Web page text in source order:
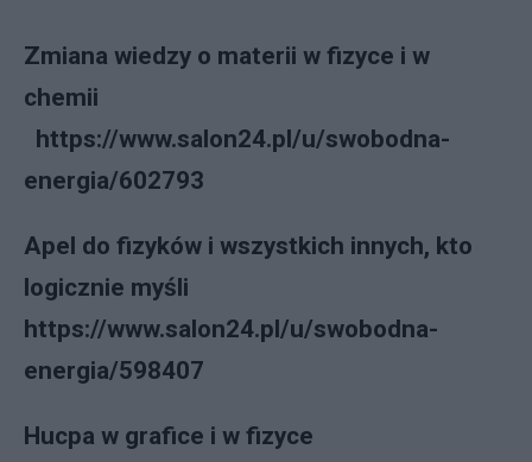
Zmiana wiedzy o materii w fizyce i w
chemii
https://www.salon24.pl/u/swobodna-
energia/602793
Apel do fizyków i wszystkich innych, kto
logicznie myśli
https://www.salon24.pl/u/swobodna-
energia/598407
Hucpa w grafice i w fizyce